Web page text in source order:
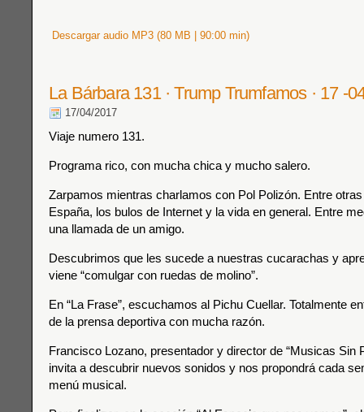
Descargar audio MP3 (80 MB | 90:00 min)
La Bárbara 131 · Trump Trumfamos · 17 -
17/04/2017
Viaje numero 131.
Programa rico, con mucha chica y mucho salero.
Zarpamos mientras charlamos con Pol Polizón. Entre
España, los bulos de Internet y la vida en general. Entre
una llamada de un amigo.
Descubrimos que les sucede a nuestras cucarachas y
viene “comulgar con ruedas de molino”.
En “La Frase”, escuchamos al Pichu Cuellar. Totalmente
de la prensa deportiva con mucha razón.
Francisco Lozano, presentador y director de “Musicas Sin
invita a descubrir nuevos sonidos y nos propondrá cada
menú musical.